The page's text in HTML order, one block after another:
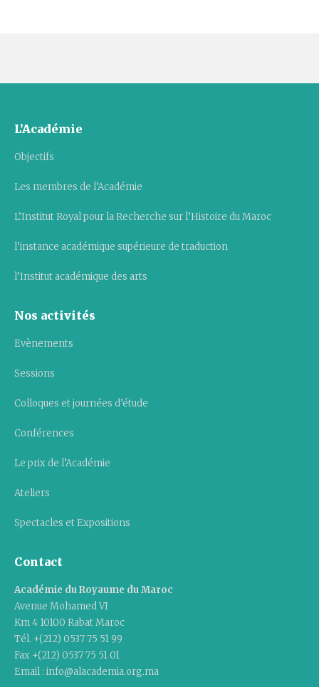
L’Académie
Objectifs
Les membres de l’Académie
L’Institut Royal pour la Recherche sur l’Histoire du Maroc
l’instance académique supérieure de traduction
l’Institut académique des arts
Nos activités
Evènements
Sessions
Colloques et journées d’étude
Conférences
Le prix de l’Académie
Ateliers
Spectacles et Expositions
Contact
Académie du Royaume du Maroc
Avenue Mohamed VI
Km 4 10100 Rabat Maroc
Tél. +(212) 0537 75 51 99
Fax +(212) 0537 75 51 01
Email : info@alacademia.org.ma